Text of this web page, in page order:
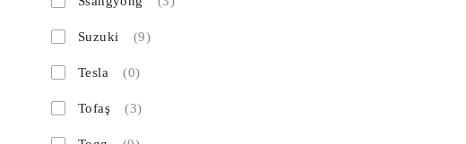
Suzuki (9)
Tesla (0)
Tofaş (3)